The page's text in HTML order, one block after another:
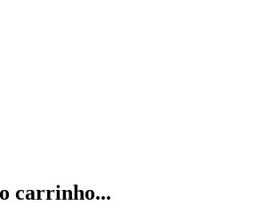
carrinho...